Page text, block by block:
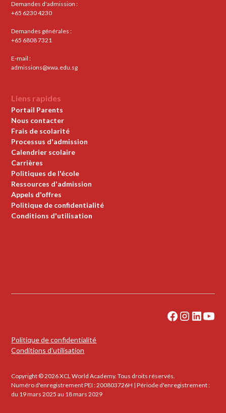
Demandes d'admission :
+65 6230 4230
Demandes générales :
+65 6808 7321
E-mail :
admissions@xwa.edu.sg
Liens rapides
Portail Parents
Nous contacter
Frais de scolarité
Processus d'admission
Calendrier scolaire
Carrières
Politiques de l'école
Ressources d'admission
Appels d'offres
Politique de confidentialité
Conditions d'utilisation
Copyright © 2026 XCL World Academy. Tous droits réservés.
Numéro d'enregistrement PEI : 200803726H | Période d'enregistrement :
du 19 mars 2025 au 18 mars 2029
Politique de confidentialité
Conditions d'utilisation